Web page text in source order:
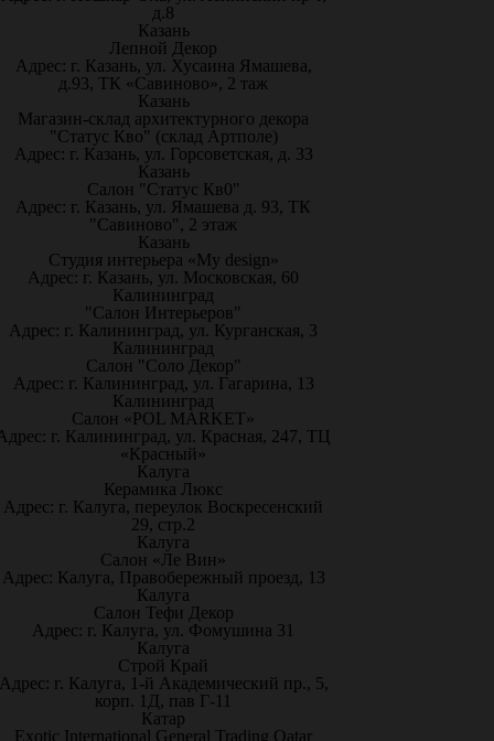
д.8
Казань
Лепной Декор
Адрес: г. Казань, ул. Хусаина Ямашева,
д.93, ТК «Савиново», 2 таж
Казань
Магазин-склад архитектурного декора
"Статус Кво" (склад Артполе)
Адрес: г. Казань, ул. Горсоветская, д. 33
Казань
Салон "Статус Кв0"
Адрес: г. Казань, ул. Ямашева д. 93, ТК
"Савиново", 2 этаж
Казань
Студия интерьера «My design»
Адрес: г. Казань, ул. Московская, 60
Калининград
"Салон Интерьеров"
Адрес: г. Калининград, ул. Курганская, 3
Калининград
Салон "Соло Декор"
Адрес: г. Калининград, ул. Гагарина, 13
Калининград
Салон «POL MARKET»
г. Калининград, ул. Красная, 247, ТЦ
«Красный»
Калуга
Керамика Люкс
Адрес: г. Калуга, переулок Воскресенский
29, стр.2
Калуга
Салон «Ле Вин»
Адрес: Калуга, Правобережный проезд, 13
Калуга
Салон Тефи Декор
Адрес: г. Калуга, ул. Фомушина 31
Калуга
Строй Край
г. Калуга, 1-й Академический пр., 5,
корп. 1Д, пав Г-11
Катар
Exotic International General Trading Qatar